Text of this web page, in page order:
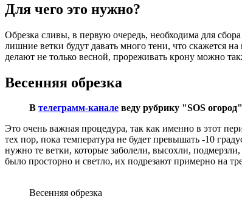
Для чего это нужно?
Обрезка сливы, в первую очередь, необходима для
лишние ветки будут давать много тени, что скажется
делают не только весной, прореживать крону можно
Весенняя обрезка
В телеграмм-канале веду рубрику "SOS
Это очень важная процедура, так как именно в этот
тех пор, пока температура не будет превышать -10
нужно те ветки, которые заболели, высохли,
было просторно и светло, их подрезают примерно на
Весенняя обрезка